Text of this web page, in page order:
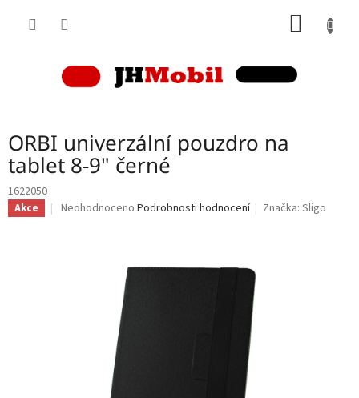
ORBI univerzální pouzdro na
tablet 8-9" černé
1622050
Akce
Průměrné
Neohodnoceno Podrobnosti hodnocení Značka:Sligo